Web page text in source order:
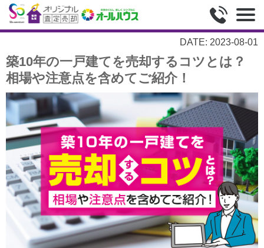
DATE: 2023-08-01
築10年の一戸建てを売却するコツとは？
相場や注意点を含めてご紹介！